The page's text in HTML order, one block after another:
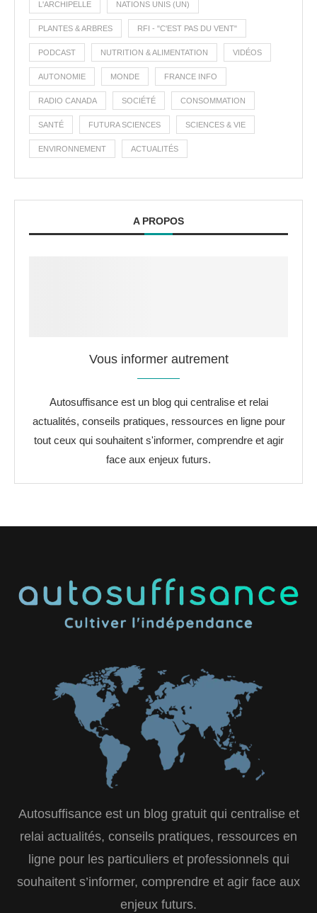
L'ARCHIPELLE NATIONS UNIS (UN)
PLANTES & ARBRES RFI - "C'EST PAS DU VENT"
PODCAST NUTRITION & ALIMENTATION VIDÉOS
AUTONOMIE MONDE FRANCE INFO
RADIO CANADA SOCIÉTÉ CONSOMMATION
SANTÉ FUTURA SCIENCES SCIENCES & VIE
ENVIRONNEMENT ACTUALITÉS
A PROPOS
Vous informer autrement
Autosuffisance est un blog qui centralise et relai
actualités, conseils pratiques, ressources en ligne pour
tout ceux qui souhaitent s'informer, comprendre et agir
face aux enjeux futurs.
Autosuffisance est un blog gratuit qui centralise et
relai actualités, conseils pratiques, ressources en
ligne pour les particuliers et professionnels qui
souhaitent s’informer, comprendre et agir face aux
enjeux futurs.